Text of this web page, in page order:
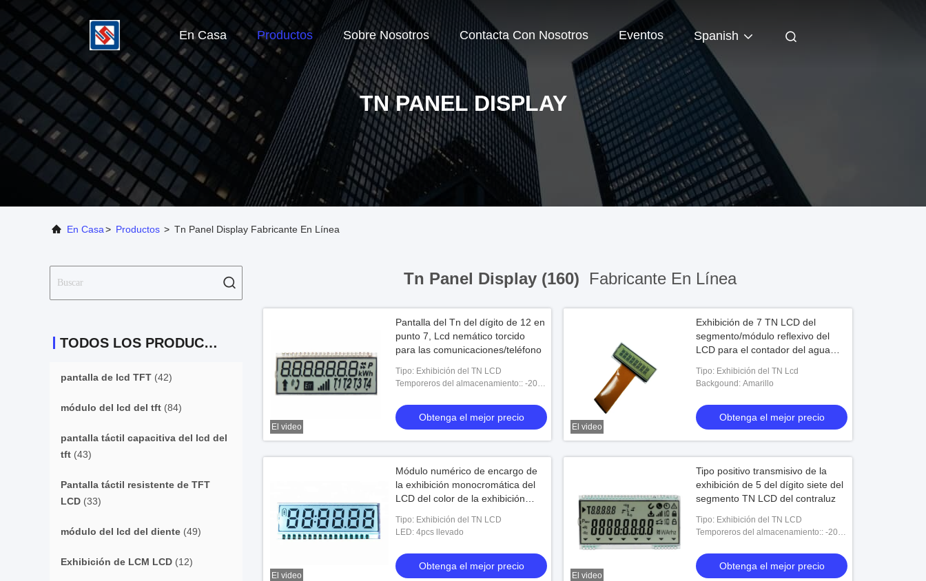
En Casa Productos Sobre Nosotros Contacta Con Nosotros Eventos Spanish
TN PANEL DISPLAY
En Casa> Productos > Tn Panel Display Fabricante En Línea
TODOS LOS PRODUCTOS
pantalla de lcd TFT (42)
módulo del lcd del tft (84)
pantalla táctil capacitiva del lcd del
tft (43)
Pantalla táctil resistente de TFT
LCD (33)
módulo del lcd del diente (49)
Exhibición de LCM LCD (12)
Tn Panel Display (160) Fabricante En Línea
El video
Pantalla del Tn del dígito de 12 en
punto 7, Lcd nemático torcido
para las comunicaciones/teléfono
Tipo: Exhibición del TN LCD
Temporeros del almacenamiento:: -20-
Obtenga el mejor precio
El video
Exhibición de 7 TN LCD del
segmento/módulo reflexivo del
LCD para el contador del agua
Tipo: Exhibición del TN Lcd
Backgound: Amarillo
Obtenga el mejor precio
El video
Módulo numérico de encargo de
la exhibición monocromática del
LCD del color de la exhibición
Tipo: Exhibición del TN LCD
LED: 4pcs llevado
Obtenga el mejor precio
El video
Tipo positivo transmisivo de la
exhibición de 5 del dígito siete del
segmento TN LCD del contraluz
Tipo: Exhibición del TN LCD
Temporeros del almacenamiento:: -20-
Obtenga el mejor precio